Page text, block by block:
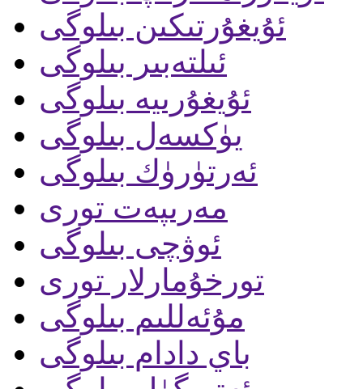
ئۇيغۇرتىكىن بىلوگى
ئىلتەبىر بىلوگى
ئۇيغۇرىيە بىلوگى
يۈكسەل بىلوگى
ئەرتۈرۈك بىلوگى
مەرىپەت تورى
ئوۋچى بىلوگى
تورخۇمارلار تورى
مۇئەللىم بىلوگى
باي دادام بىلوگى